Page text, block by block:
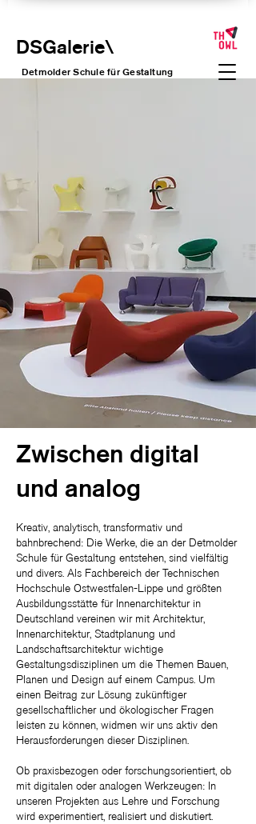
\
DSGalerie
Detmolder Schule für Gestaltung
Zwischen digital
und analog
Kreativ, analytisch, transformativ und
bahnbrechend: Die Werke, die an der Detmolder
Schule für Gestaltung entstehen, sind vielfältig
und divers. Als Fachbereich der Technischen
Hochschule Ostwestfalen-Lippe und größten
Ausbildungsstätte für Innenarchitektur in
Deutschland vereinen wir mit Architektur,
Innenarchitektur, Stadtplanung und
Landschaftsarchitektur wichtige
Gestaltungsdisziplinen um die Themen Bauen,
Planen und Design auf einem Campus. Um
einen Beitrag zur Lösung zukünftiger
gesellschaftlicher und ökologischer Fragen
leisten zu können, widmen wir uns aktiv den
Herausforderungen dieser Disziplinen.
Ob praxisbezogen oder forschungsorientiert, ob
mit digitalen oder analogen Werkzeugen: In
unseren Projekten aus Lehre und Forschung
wird experimentiert, realisiert und diskutiert.